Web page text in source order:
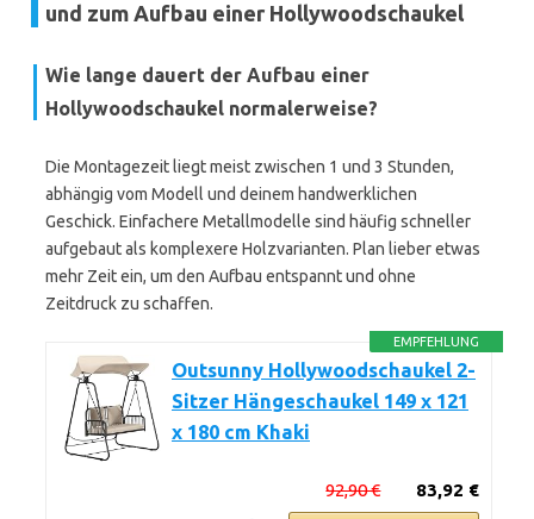
und zum Aufbau einer Hollywoodschaukel
Wie lange dauert der Aufbau einer
Hollywoodschaukel normalerweise?
Die Montagezeit liegt meist zwischen 1 und 3 Stunden,
abhängig vom Modell und deinem handwerklichen
Geschick. Einfachere Metallmodelle sind häufig schneller
aufgebaut als komplexere Holzvarianten. Plan lieber etwas
mehr Zeit ein, um den Aufbau entspannt und ohne
Zeitdruck zu schaffen.
EMPFEHLUNG
Outsunny Hollywoodschaukel 2-
Sitzer Hängeschaukel 149 x 121
x 180 cm Khaki
83,92 €
92,90 €